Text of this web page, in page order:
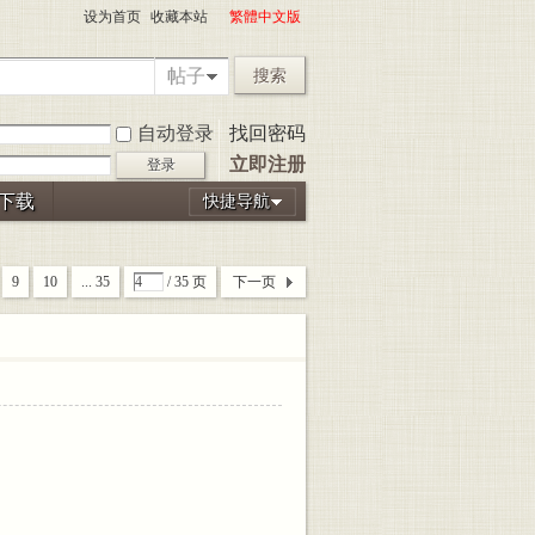
设为首页 收藏本站 繁體中文版
帖子 搜索
自动登录 找回密码
登录 立即注册
快捷导航
载
9 10 ... 35 / 35 页 下一页